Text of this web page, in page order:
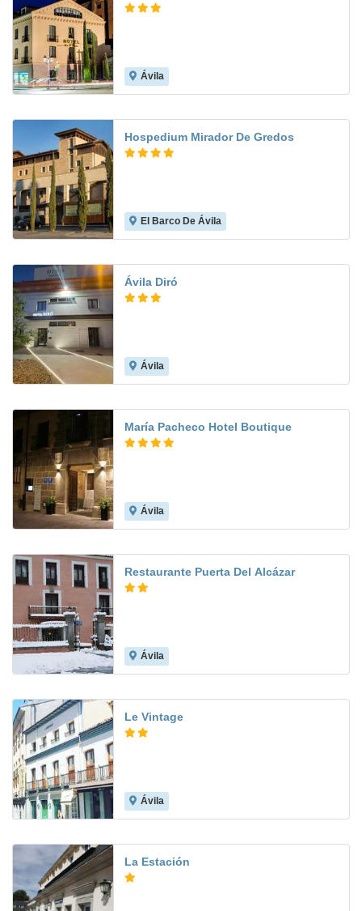
Ávila
Hospedium Mirador De Gredos
El Barco De Ávila
Ávila Diró
Ávila
María Pacheco Hotel Boutique
Ávila
Restaurante Puerta Del Alcázar
Ávila
Le Vintage
Ávila
La Estación